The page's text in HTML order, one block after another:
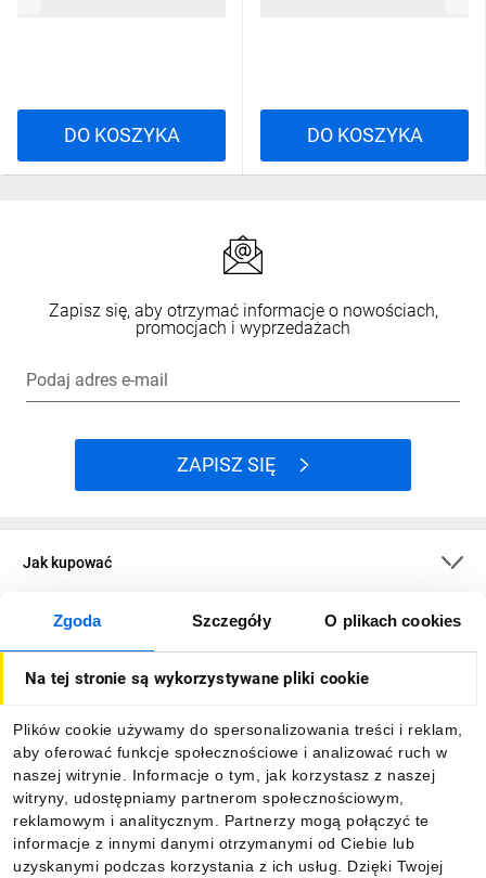
Zgoda Szczegóły O plikach cookies
Na tej stronie są wykorzystywane pliki cookie
Plików cookie używamy do spersonalizowania treści i reklam,
aby oferować funkcje społecznościowe i analizować ruch w
naszej witrynie. Informacje o tym, jak korzystasz z naszej
witryny, udostępniamy partnerom społecznościowym,
reklamowym i analitycznym. Partnerzy mogą połączyć te
informacje z innymi danymi otrzymanymi od Ciebie lub
uzyskanymi podczas korzystania z ich usług. Dzięki Twojej
DO KOSZYKA DO KOSZYKA
Zapisz się, aby otrzymać informacje o nowościach,
promocjach i wyprzedażach
Podaj adres e-mail
ZAPISZ SIĘ
Jak kupować
O firmie
Informacje
Pobierz naszą aplikację mobilną: